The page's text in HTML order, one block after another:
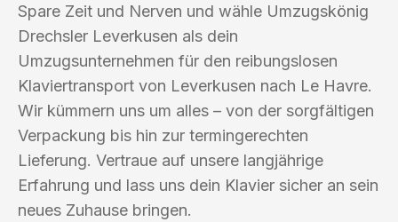
Spare Zeit und Nerven und wähle Umzugskönig
Drechsler Leverkusen als dein
Umzugsunternehmen für den reibungslosen
Klaviertransport von Leverkusen nach Le Havre.
Wir kümmern uns um alles – von der sorgfältigen
Verpackung bis hin zur termingerechten
Lieferung. Vertraue auf unsere langjährige
Erfahrung und lass uns dein Klavier sicher an sein
neues Zuhause bringen.